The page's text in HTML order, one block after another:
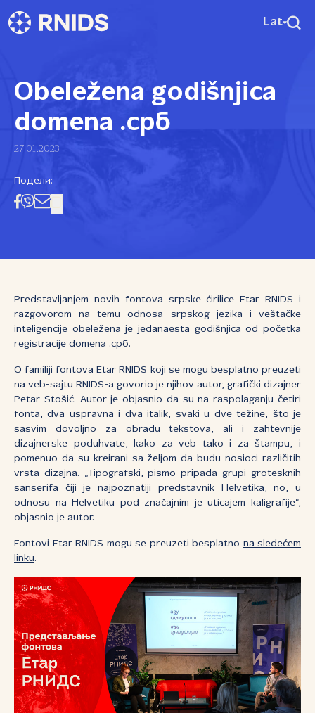
Lat
Obeležena godišnjica
domena .срб
27.01.2023
Подели:
Predstavljanjem novih fontova srpske ćirilice Etar RNIDS i
razgovorom na temu odnosa srpskog jezika i veštačke
inteligencije obeležena je jedanaesta godišnjica od početka
registracije domena .срб.
O familiji fontova Etar RNIDS koji se mogu besplatno preuzeti
na veb-sajtu RNIDS-a govorio je njihov autor, grafički dizajner
Petar Stošić. Autor je objasnio da su na raspolaganju četiri
fonta, dva uspravna i dva italik, svaki u dve težine, što je
sasvim dovoljno za obradu tekstova, ali i zahtevnije
dizajnerske poduhvate, kako za veb tako i za štampu, i
pomenuo da su kreirani sa željom da budu nosioci različitih
vrsta dizajna. „Tipografski, pismo pripada grupi grotesknih
sanserifa čiji je najpoznatiji predstavnik Helvetika, no, u
odnosu na Helvetiku pod značajnim je uticajem kaligrafije“,
objasnio je autor.
Fontovi Etar RNIDS mogu se preuzeti besplatno na sledećem
linku.